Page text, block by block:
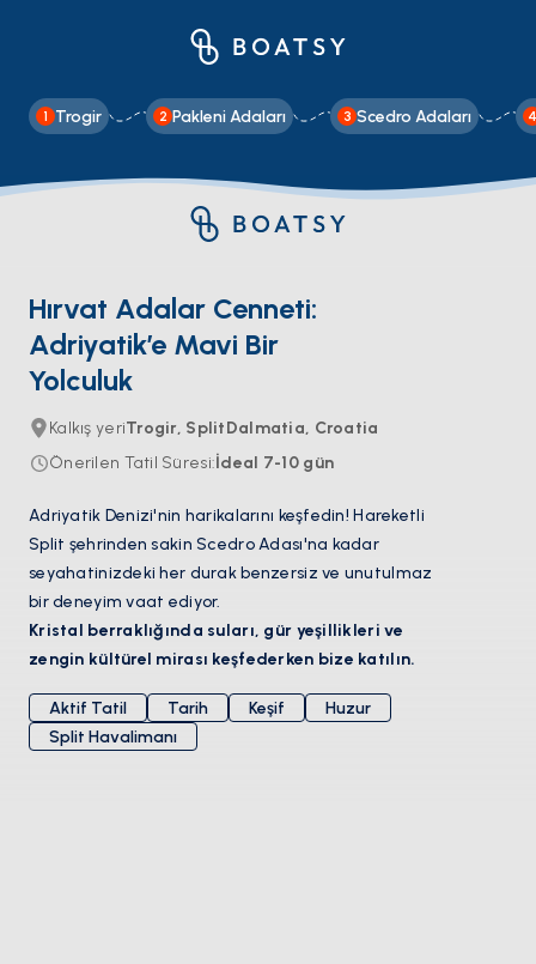
1 Trogir 2 Pakleni Adaları 3 Scedro Adaları 4
Hırvat Adalar Cenneti:
Adriyatik’e Mavi Bir
Yolculuk
Kalkış yeriTrogir, SplitDalmatia, Croatia
Önerilen Tatil Süresi:İdeal 7-10 gün
Adriyatik Denizi'nin harikalarını keşfedin! Hareketli
Split şehrinden sakin Scedro Adası'na kadar
seyahatinizdeki her durak benzersiz ve unutulmaz
bir deneyim vaat ediyor.
Kristal berraklığında suları, gür yeşillikleri ve
zengin kültürel mirası keşfederken bize katılın.
Aktif Tatil Tarih Keşif
Huzur
Split Havalimanı